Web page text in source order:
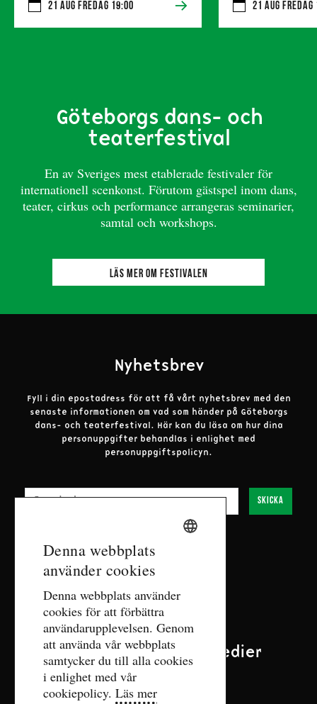
21 Aug Fredag 19:00 21 Aug Fredag
Göteborgs dans- och
teaterfestival
En av Sveriges mest etablerade festivaler för
internationell scenkonst. Förutom gästspel inom dans,
teater, cirkus och performance arrangeras seminarier,
samtal och workshops.
LÄS MER OM FESTIVALEN
Nyhetsbrev
Fyll i din epostadress för att få vårt nyhetsbrev med den
senaste informationen om vad som händer på Göteborgs
dans- och teaterfestival. Här kan du läsa om hur dina
personuppgifter behandlas i enlighet med
personuppgiftspolicyn.
Skicka
Kontakt
biljett@gdtf.se
Fler kontaktuppgifter
Följ oss på sociala medier
Denna webbplats
använder cookies
Denna webbplats använder
cookies för att förbättra
användarupplevelsen. Genom
att använda vår webbplats
samtycker du till alla cookies
i enlighet med vår
cookiepolicy. Läs mer